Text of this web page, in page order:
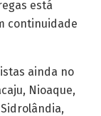
está
continuidade
ainda no
Nioaque,